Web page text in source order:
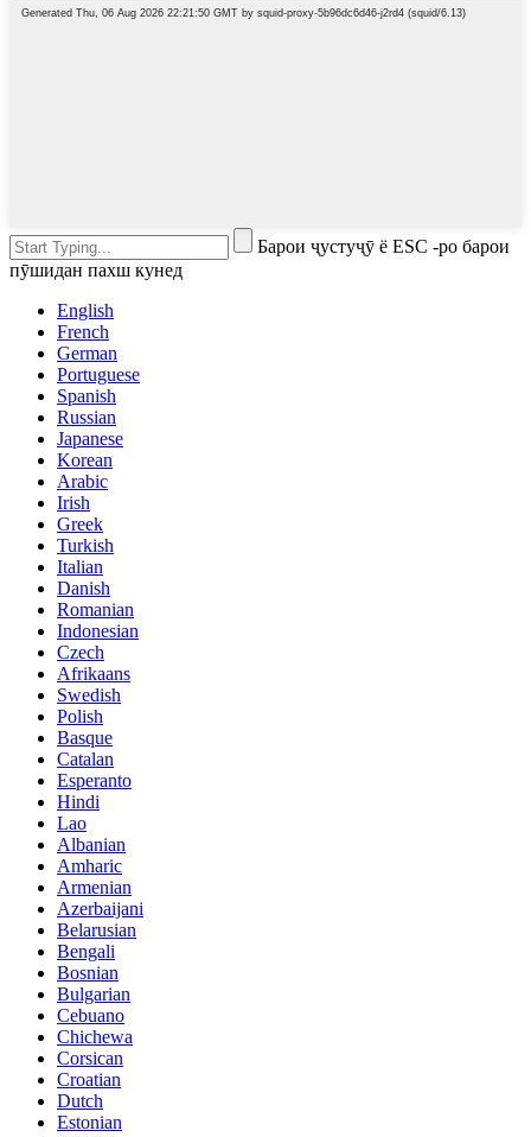
Барои ҷустуҷӯ ё ESC -ро барои
пӯшидан пахш кунед
English
French
German
Portuguese
Spanish
Russian
Japanese
Korean
Arabic
Irish
Greek
Turkish
Italian
Danish
Romanian
Indonesian
Czech
Afrikaans
Swedish
Polish
Basque
Catalan
Esperanto
Hindi
Lao
Albanian
Amharic
Armenian
Azerbaijani
Belarusian
Bengali
Bosnian
Bulgarian
Cebuano
Chichewa
Corsican
Croatian
Dutch
Estonian